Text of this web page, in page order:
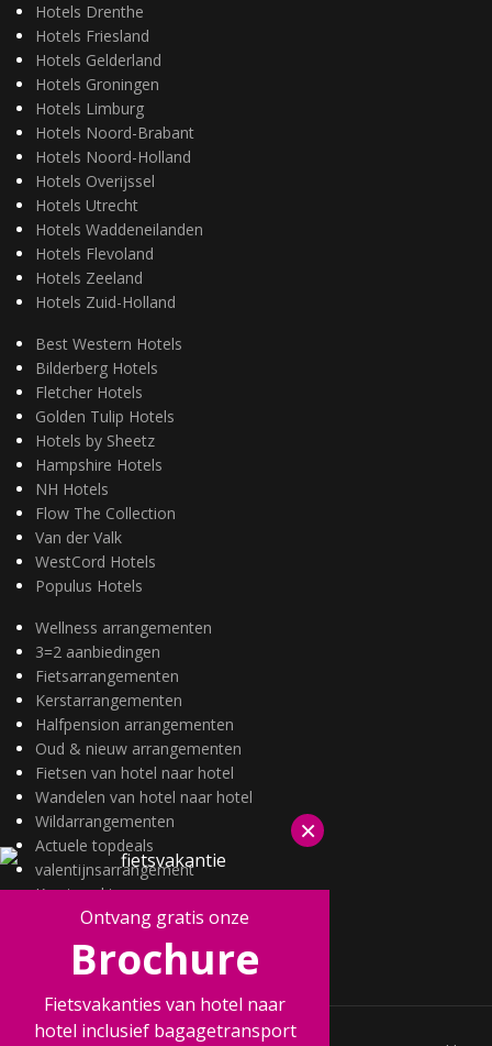
Hotels Drenthe
Hotels Friesland
Hotels Gelderland
Hotels Groningen
Hotels Limburg
Hotels Noord-Brabant
Hotels Noord-Holland
Hotels Overijssel
Hotels Utrecht
Hotels Waddeneilanden
Hotels Flevoland
Hotels Zeeland
Hotels Zuid-Holland
Best Western Hotels
Bilderberg Hotels
Fletcher Hotels
Golden Tulip Hotels
Hotels by Sheetz
Hampshire Hotels
NH Hotels
Flow The Collection
Van der Valk
WestCord Hotels
Populus Hotels
Wellness arrangementen
3=2 aanbiedingen
Fietsarrangementen
Kerstarrangementen
Halfpension arrangementen
Oud & nieuw arrangementen
Fietsen van hotel naar hotel
Wandelen van hotel naar hotel
Wildarrangementen
Actuele topdeals
valentijnsarrangement
Kerstmarkten
Fietsvakanties
Wandelvakanties
×
Ontvang gratis onze
Brochure
Fietsvakanties van hotel naar
hotel inclusief bagagetransport